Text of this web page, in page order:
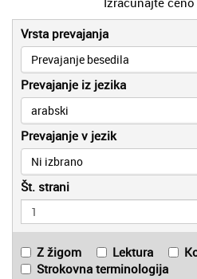
Vrsta prevajanja
Prevajanje besedila
Prevajanje iz jezika
arabski
Prevajanje v jezik
Ni izbrano
Št. strani
Z žigom Lektura
Strokovna terminologija